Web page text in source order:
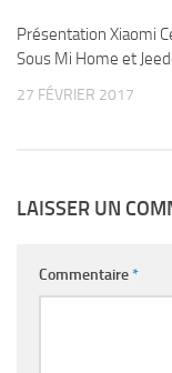
Présentation Xiaomi
Sous Mi Home et
27 FÉVRIER 2017
LAISSER UN
Commentaire*